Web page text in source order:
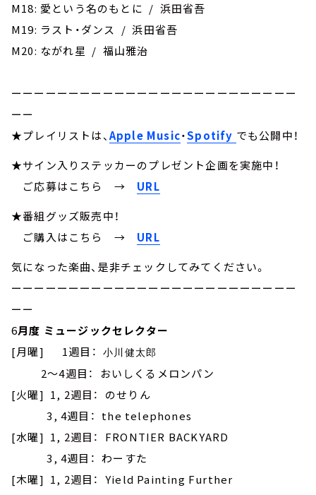
M18: 愛という名のもとに / 浜田省吾
M19: ラスト・ダンス / 浜田省吾
M20: ながれ星 / 福山雅治
ーーーーーーーーーーーーーーーーーーーーーーーーー
ーー
★プレイリストは、Apple Music・Spotify でも公開中！
★サイン入りステッカーのプレゼント企画を実施中！
ご応募はこちら → URL
★番組グッズ販売中！
ご購入はこちら → URL
気になった楽曲、是非チェックしてみてください。
ーーーーーーーーーーーーーーーーーーーーーーーーー
ーー
6月度 ミュージックセレクター
[月曜] 1週目：小川健太郎
2～4週目： おいしくるメロンパン
[火曜] 1, 2週目： のせりん
3, 4週目： the telephones
[水曜] 1, 2週目： FRONTIER BACKYARD
3, 4週目： わーすた
[木曜] 1, 2週目： Yield Painting Further